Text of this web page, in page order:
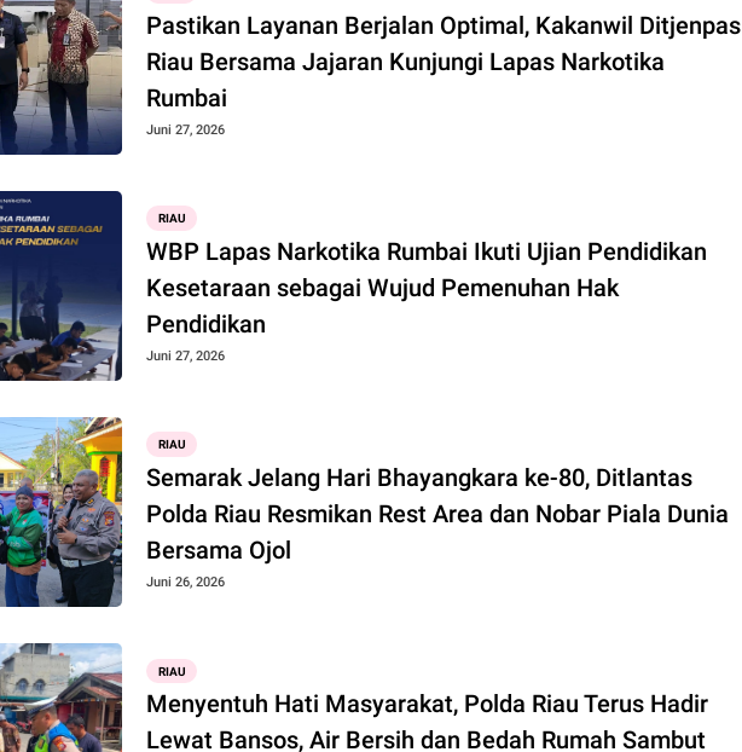
Pastikan Layanan Berjalan Optimal, Kakanwil Ditjenpas
Riau Bersama Jajaran Kunjungi Lapas Narkotika
Rumbai
Juni 27, 2026
RIAU
WBP Lapas Narkotika Rumbai Ikuti Ujian Pendidikan
Kesetaraan sebagai Wujud Pemenuhan Hak
Pendidikan
Juni 27, 2026
RIAU
Semarak Jelang Hari Bhayangkara ke-80, Ditlantas
Polda Riau Resmikan Rest Area dan Nobar Piala Dunia
Bersama Ojol
Juni 26, 2026
RIAU
Menyentuh Hati Masyarakat, Polda Riau Terus Hadir
Lewat Bansos, Air Bersih dan Bedah Rumah Sambut